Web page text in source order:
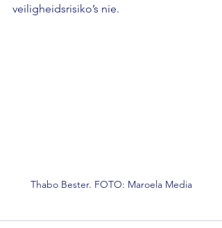
veiligheidsrisiko’s nie.
Thabo Bester. FOTO: Maroela Media